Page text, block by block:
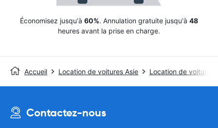
Économisez jusqu'à 60%. Annulation gratuite jusqu'à 48
heures avant la prise en charge.
Accueil Location de voitures Asie Location de voitures
Contactez-nous